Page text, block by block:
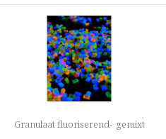
Granulaat fluoriserend- gemixt